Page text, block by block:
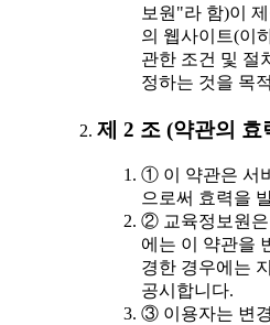
보원"라 함)이
의 웹사이트(이
관한 조건 및 절
정하는 것을 목
제 2 조 (약관의 효
① 이 약관은 서
으로써 효력을
② 교육정보원은
에는 이 약관을
경한 경우에는
공시합니다.
③ 이용자는 변